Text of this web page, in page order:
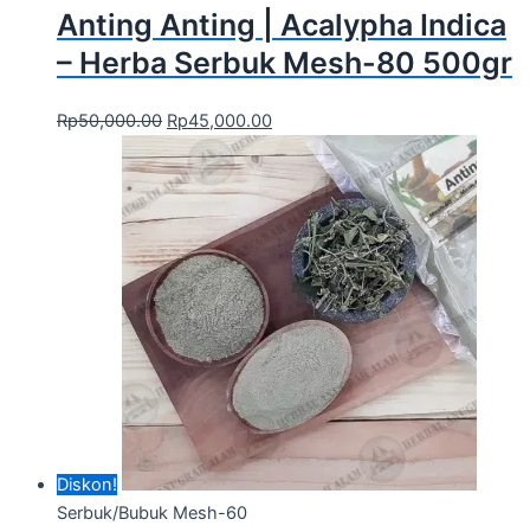
Anting Anting | Acalypha Indica
– Herba Serbuk Mesh-80 500gr
Rp50,000.00 Rp45,000.00
Diskon!
Serbuk/Bubuk Mesh-60